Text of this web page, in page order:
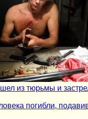
из тюрьмы и
погибли,